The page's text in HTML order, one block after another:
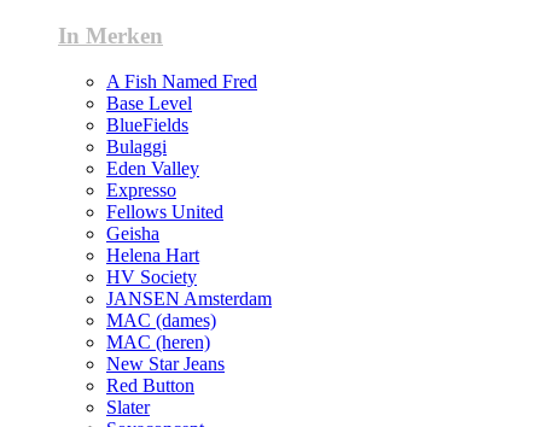
In Merken
A Fish Named Fred
Base Level
BlueFields
Bulaggi
Eden Valley
Expresso
Fellows United
Geisha
Helena Hart
HV Society
JANSEN Amsterdam
MAC (dames)
MAC (heren)
New Star Jeans
Red Button
Slater